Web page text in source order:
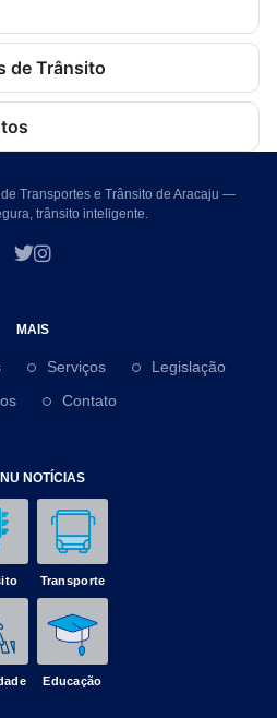
de Trânsito
Transportes e Trânsito de Aracaju —
trânsito inteligente.
MAIS
Serviços
Legislação
Contato
NOTÍCIAS
Transporte
Educação